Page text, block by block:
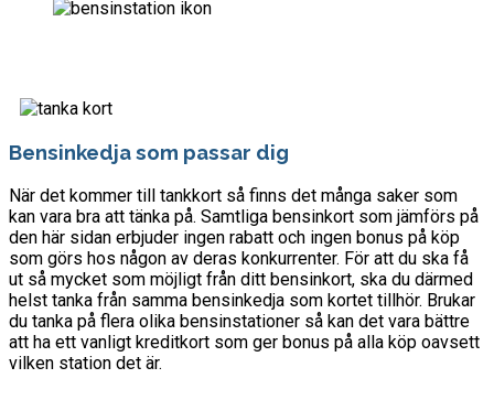
Bensinkedja som passar dig
När det kommer till tankkort så finns det många saker som
kan vara bra att tänka på. Samtliga bensinkort som jämförs på
den här sidan erbjuder ingen rabatt och ingen bonus på köp
som görs hos någon av deras konkurrenter. För att du ska få
ut så mycket som möjligt från ditt bensinkort, ska du därmed
helst tanka från samma bensinkedja som kortet tillhör. Brukar
du tanka på flera olika bensinstationer så kan det vara bättre
att ha ett vanligt kreditkort som ger bonus på alla köp oavsett
vilken station det är.